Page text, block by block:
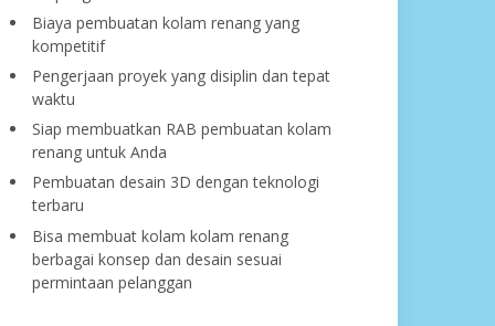
Biaya pembuatan kolam renang yang
kompetitif
Pengerjaan proyek yang disiplin dan tepat
waktu
Siap membuatkan RAB pembuatan kolam
renang untuk Anda
Pembuatan desain 3D dengan teknologi
terbaru
Bisa membuat kolam kolam renang
berbagai konsep dan desain sesuai
permintaan pelanggan